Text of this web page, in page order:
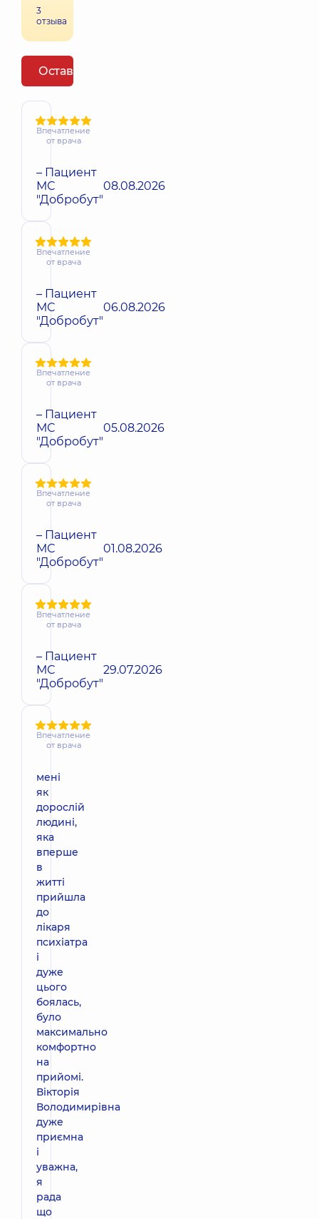
3
отзыва
Оставить отзыв
Впечатление
от врача
– Пациент
МС
"Добробут"
08.08.2026
Впечатление
от врача
– Пациент
МС
"Добробут"
06.08.2026
Впечатление
от врача
– Пациент
МС
"Добробут"
05.08.2026
Впечатление
от врача
– Пациент
МС
"Добробут"
01.08.2026
Впечатление
от врача
– Пациент
МС
"Добробут"
29.07.2026
Впечатление
от врача
мені
як
дорослій
людині,
яка
вперше
в
житті
прийшла
до
лікаря
психіатра
і
дуже
цього
боялась,
було
максимально
комфортно
на
прийомі.
Вікторія
Володимирівна
дуже
приємна
і
уважна,
я
рада
що